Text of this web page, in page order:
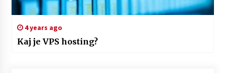
4 years ago
Kaj je VPS hosting?